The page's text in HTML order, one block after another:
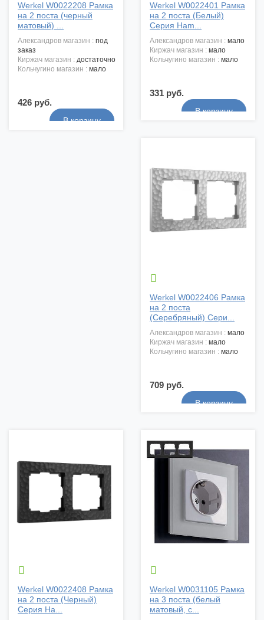
Werkel W0022208 Рамка
на 2 поста (черный
матовый) ...
александров магазин : под
заказ
киржач магазин : достаточно
кольчугино магазин : мало
426 руб.
Werkel W0022401 Рамка
на 2 поста (Белый)
Серия Ham...
александров магазин : мало
киржач магазин : мало
кольчугино магазин : мало
331 руб.

Werkel W0022406 Рамка
на 2 поста
(Серебряный) Сери...
александров магазин : мало
киржач магазин : мало
кольчугино магазин : мало
709 руб.

Werkel W0022408 Рамка
на 2 поста (Черный)
Серия Ha...

Werkel W0031105 Рамка
на 3 поста (белый
матовый, с...